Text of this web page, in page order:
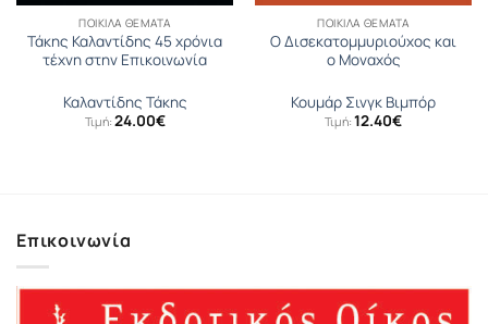
ΠΟΙΚΊΛΑ ΘΈΜΑΤΑ
Τάκης Καλαντίδης 45 χρόνια
τέχνη στην Επικοινωνία
Καλαντίδης Τάκης
Τιμή: 24.00€
ΠΟΙΚΊΛΑ ΘΈΜΑΤΑ
Ο Δισεκατοµµυριούχος και
ο Μοναχός
Κουµάρ Σινγκ Βιµπόρ
Τιμή: 12.40€
Επικοινωνία